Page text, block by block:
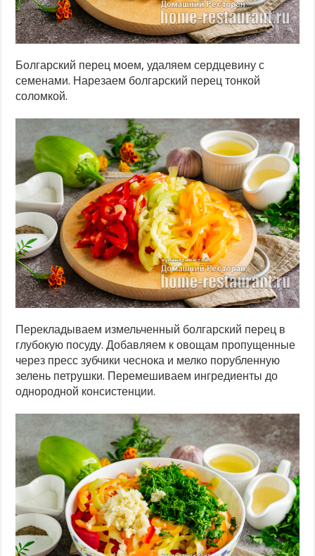
Болгарский перец моем, удаляем сердцевину с
семенами. Нарезаем болгарский перец тонкой
соломкой.
Перекладываем измельченный болгарский перец в
глубокую посуду. Добавляем к овощам пропущенные
через пресс зубчики чеснока и мелко порубленную
зелень петрушки. Перемешиваем ингредиенты до
однородной консистенции.